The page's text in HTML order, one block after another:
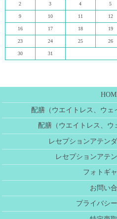
2 3 4 5
9 10 11 12
16 17 18 19
23 24 25 26
30 31
配膳（ウエイトレス、ウェ
配膳（ウエイトレス、ウ
レセプションアテン
レセプションアテ
フォトギ
お問い
プライバシ